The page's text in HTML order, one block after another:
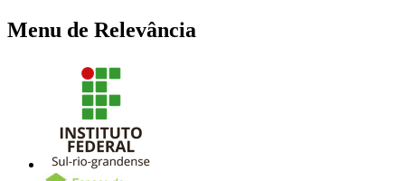
Menu de Relevância